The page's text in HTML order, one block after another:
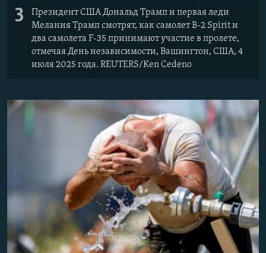
3
Президент США Дональд Трамп и первая леди
Мелания Трамп смотрят, как самолет B-2 Spirit и
два самолета F-35 принимают участие в пролете,
отмечая День независимости, Вашингтон, США, 4
июля 2025 года. REUTERS/Ken Cedeno